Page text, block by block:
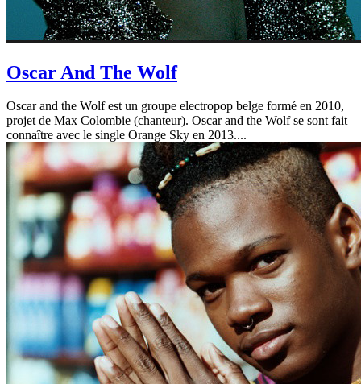
Oscar And The Wolf
Oscar and the Wolf est un groupe electropop belge formé en 2010,
projet de Max Colombie (chanteur). Oscar and the Wolf se sont fait
connaître avec le single Orange Sky en 2013....